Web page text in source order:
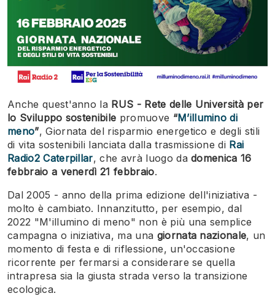
Anche quest'anno la RUS - Rete delle Università per
lo Sviluppo sostenibile promuove “M’illumino di
meno”, Giornata del risparmio energetico e degli stili
di vita sostenibili lanciata dalla trasmissione di Rai
Radio2 Caterpillar, che avrà luogo dadomenica16
febbraio a venerdì 21 febbraio.
Dal 2005 - anno della prima edizione dell'iniziativa -
molto è cambiato. Innanzitutto, per esempio, dal
2022 "M'illumino di meno" non è più una semplice
campagna o iniziativa, ma una giornata nazionale, un
momento di festa e di riflessione, un'occasione
ricorrente per fermarsi a considerare se quella
intrapresa sia la giusta strada verso la transizione
ecologica.